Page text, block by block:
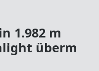
1.982 m
überm